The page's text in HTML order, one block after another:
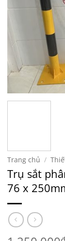
Trang chủ /
Trụ sắt
76 x